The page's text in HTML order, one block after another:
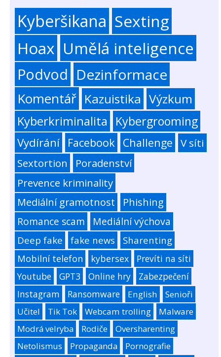
Kyberšikana Sexting
Hoax Umělá inteligence
Podvod Dezinformace
Komentář Kazuistika Výzkum
Kyberkriminalita Kybergrooming
Vydírání Facebook Challenge
V síti
Sextortion
Poradenství
Prevence kriminality
Mediální gramotnost
Phishing
Romance scam
Mediální výchova
Deep fake fake news Sharenting
Mobilní telefon kybersex
Prevíti na síti
Youtube
GPT3 Online hry
Zabezpečení
Instagram
Ransomware English
Senioři
Učitel
Tik Tok Webcam trolling
Malware
Modrá velryba
Rodiče
Oversharenting
Netolismus
Propaganda
Pornografie